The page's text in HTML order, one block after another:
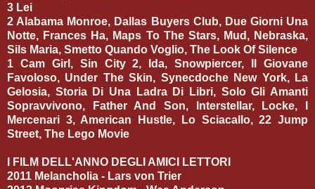
3 Lei
2 Alabama Monroe, Dallas Buyers Club, Due Giorni Una
Notte, Frances Ha, Maps To The Stars, Mud, Nebraska,
Sils Maria, Smetto Quando Voglio, The Look Of Silence
1 Cam Girl, Sin City 2, Ida, Snowpiercer, Il Giovane
Favoloso, Under The Skin, Synecdoche New York, La
Gelosia, Storia Di Una Ladra Di Libri, Solo Gli Amanti
Sopravvivono, Father And Son, Interstellar, Locke, I
Mercenari 3, American Hustle, Lo Sciacallo, 22 Jump
Street, The Lego Movie
I FILM DELL'ANNO DEGLI AMICI LETTORI
2011 Melancholia - Lars von Trier